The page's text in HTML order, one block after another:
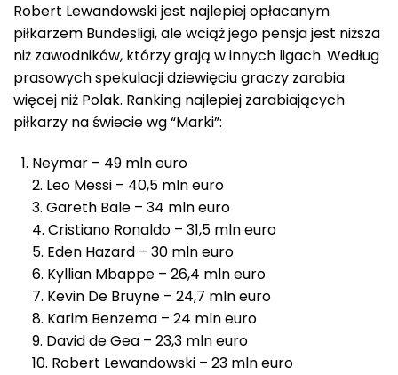
Robert Lewandowski jest najlepiej opłacanym
piłkarzem Bundesligi, ale wciąż jego pensja jest niższa
niż zawodników, którzy grają w innych ligach. Według
prasowych spekulacji dziewięciu graczy zarabia
więcej niż Polak. Ranking najlepiej zarabiających
piłkarzy na świecie wg “Marki”:
Neymar – 49 mln euro
2. Leo Messi – 40,5 mln euro
3. Gareth Bale – 34 mln euro
4. Cristiano Ronaldo – 31,5 mln euro
5. Eden Hazard – 30 mln euro
6. Kyllian Mbappe – 26,4 mln euro
7. Kevin De Bruyne – 24,7 mln euro
8. Karim Benzema – 24 mln euro
9. David de Gea – 23,3 mln euro
10. Robert Lewandowski – 23 mln euro